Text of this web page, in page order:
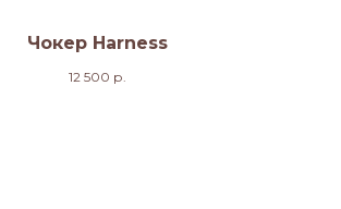
Чокер Harness
12 500 р.